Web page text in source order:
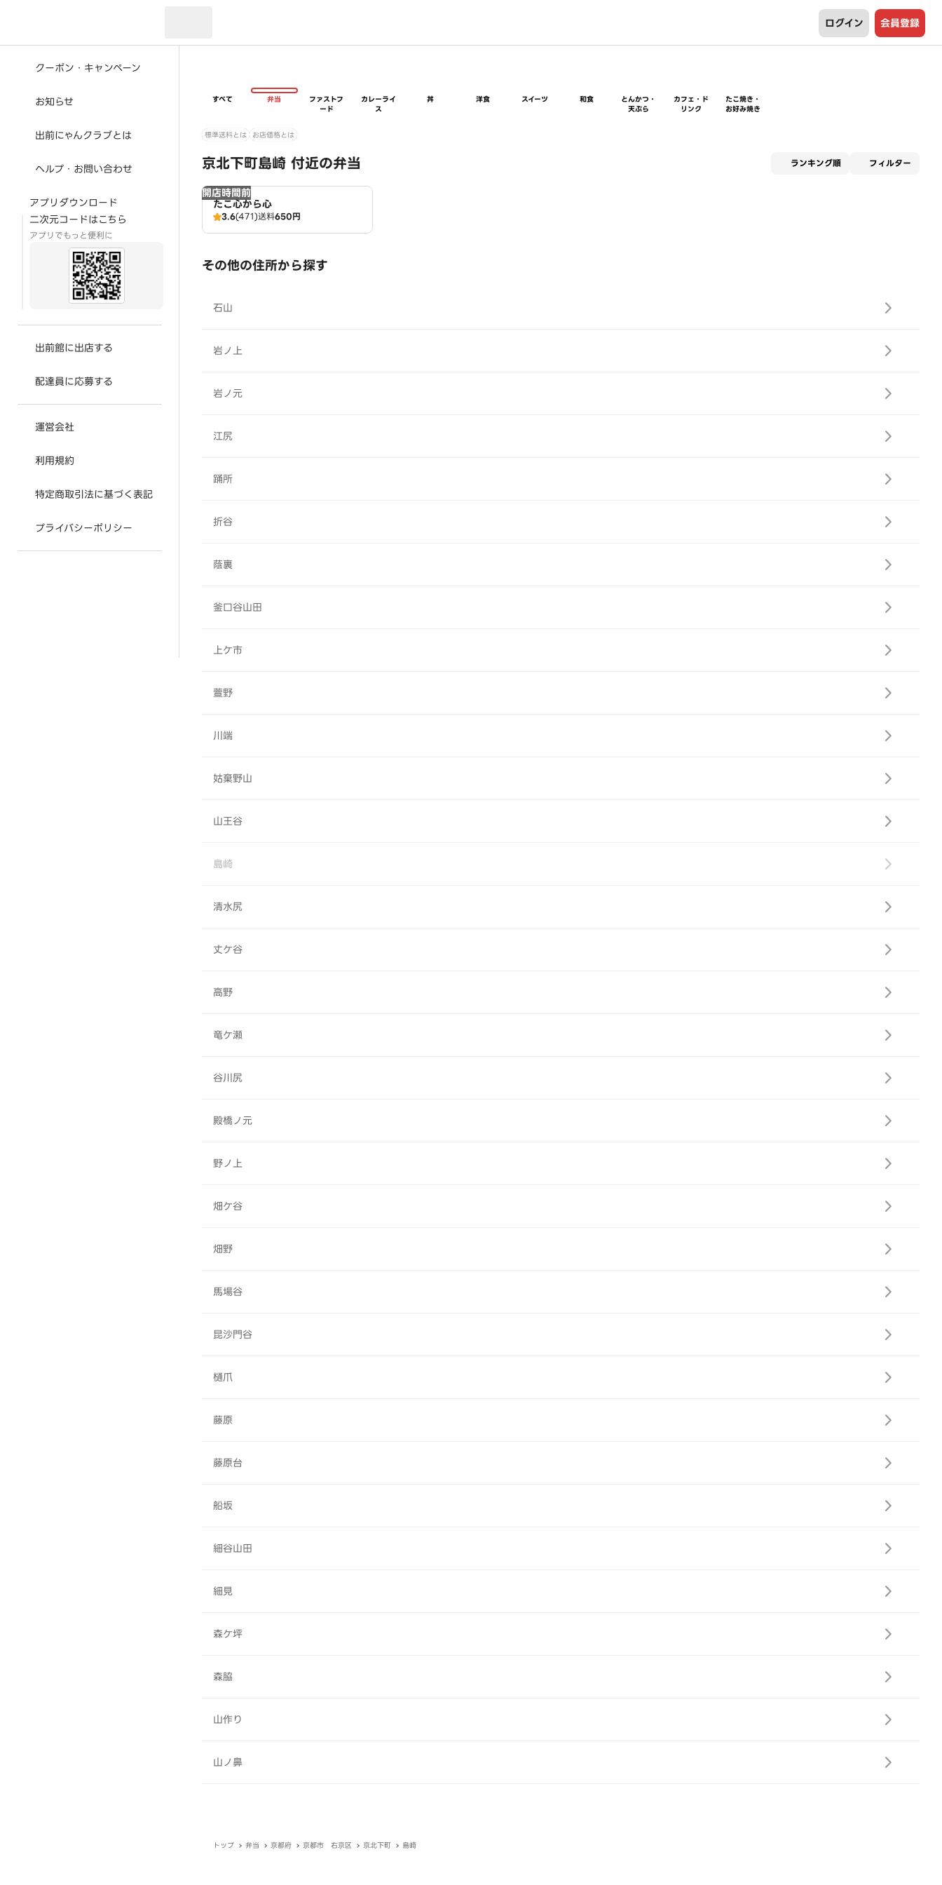
ログイン 会員登録
クーポン・キャンペーン
お知らせ
出前にゃんクラブとは
ヘルプ・お問い合わせ
アプリダウンロード
二次元コードはこちら
アプリでもっと便利に
出前館に出店する
配達員に応募する
運営会社
利用規約
特定商取引法に基づく表記
プライバシーポリシー
すべて 弁当
ファストフ
ード
カレーライ
ス
丼 洋食 スイーツ 和食
とんかつ・
天ぷら
カフェ・ド
リンク
たこ焼き・
お好み焼き
標準送料とは お店価格とは
京北下町島崎 付近の弁当 ランキング順 フィルター
開店時間前
たこ心から心
3.6(471)送料650円
その他の住所から探す
石山
岩ノ上
岩ノ元
江尻
踊所
折谷
蔭裏
釜口谷山田
上ケ市
萱野
川端
姑棄野山
山王谷
島崎
清水尻
丈ケ谷
高野
竜ケ瀬
谷川尻
殿橋ノ元
野ノ上
畑ケ谷
畑野
馬場谷
昆沙門谷
樋爪
藤原
藤原台
船坂
細谷山田
細見
森ケ坪
森脇
山作り
山ノ鼻
トップ 弁当 京都府 京都市 右京区 京北下町 島崎